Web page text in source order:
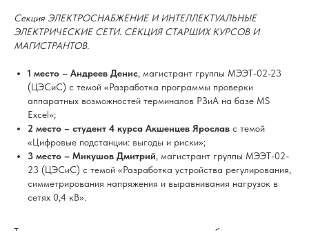
Секция ЭЛЕКТРОСНАБЖЕНИЕ И ИНТЕЛЛЕКТУАЛЬНЫЕ
ЭЛЕКТРИЧЕСКИЕ СЕТИ. СЕКЦИЯ СТАРШИХ КУРСОВ И
МАГИСТРАНТОВ.
1 место – Андреев Денис, магистрант группы МЭЭТ-02-23
(ЦЭСиС) с темой «Разработка программы проверки
аппаратных возможностей терминалов РЗиА на базе MS
Excel»;
2 место – студент 4 курса Акшенцев Ярослав с темой
«Цифровые подстанции: выгоды и риски»;
3 место – Микушов Дмитрий, магистрант группы МЭЭТ-02-
23 (ЦЭСиС) с темой «Разработка устройства регулирования,
симметрирования напряжения и выравнивания нагрузок в
сетях 0,4 кВ».